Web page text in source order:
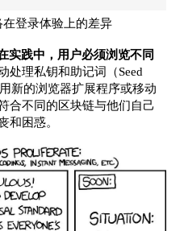
登录体验上的差异
实践中，用户必须浏览不同
处理私钥和助记词（Seed
新的浏览器扩展程序或移动
合不同的区块链与他们自己
和困惑。